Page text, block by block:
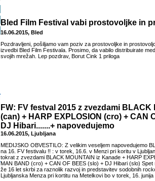
Bled Film Festival vabi prostovoljke in
16.06.2015, Bled
Pozdravljeni, pošiljamo vam poziv za prostovoljke in
izvedbi Bled Film Festivala. Prosimo, da vabilo distribuirate
svojih mrežah. Lep pozdrav, Borut Cink 1 priloga
FW: FV festval 2015 z zvezdami BLACK
(can) + HARP EXPLOSION (cro) + CAN
DJ Hibari.......+ napovedujemo
16.06.2015, Ljubljana
MEDIJSKO OBVESTILO: Z velikim veseljem napovedujemo
na 16. FV festivalu !! : v torek, 16.6. v Menzi pri koritu v
tokrat z zvezdami BLACK MOUNTAIN iz Kanade + HARP
MAN BAND (cro) + CAN OF BEES (slo) + DJ Hibari (slo) Spet
že 16 let skrbi za raznolik razvoj in predstavitev sodobnih
Ljubljanska Menza pri kortitu na Metelkovi bo v torek, 16. junija